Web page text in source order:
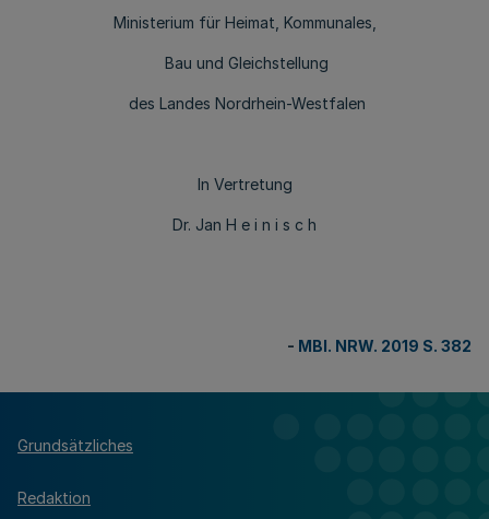
Ministerium für Heimat, Kommunales,
Bau und Gleichstellung
des Landes Nordrhein-Westfalen
In Vertretung
Dr. Jan H e i n i s c h
- MBl. NRW. 2019 S. 382
Grundsätzliches
Redaktion